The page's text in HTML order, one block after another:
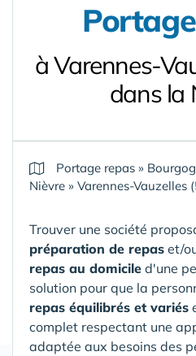
à Varennes-
dans la
Portage repas »
Nièvre » Varennes-Vauzelles
Trouver une société
préparation de repas et/
repas au domicile d'une
solution pour que la
repas équilibrés et variés
complet respectant une
adaptée aux besoins des